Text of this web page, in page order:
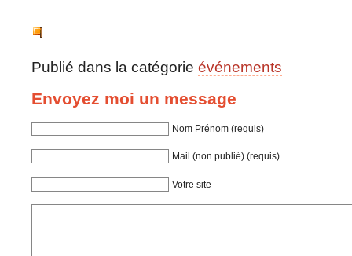
Publié dans la catégorie événements
Envoyez moi un message
Nom Prénom (requis)
Mail (non publié) (requis)
Votre site